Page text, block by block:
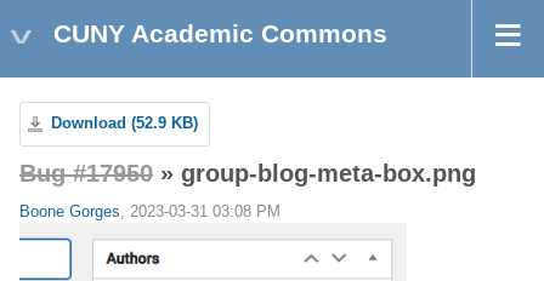
CUNY Academic Commons
Download (52.9 KB)
Bug #17950 » group-blog-meta-box.png
Boone Gorges, 2023-03-31 03:08 PM